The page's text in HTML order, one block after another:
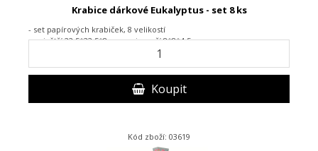
Krabice dárkové Eukalyptus - set 8 ks
- set papírových krabiček, 8 velikostí
- největší 22,5*22,5*8 cm, nejmenší 8*8*4,5 cm
Koupit
Kód zboží: 03619